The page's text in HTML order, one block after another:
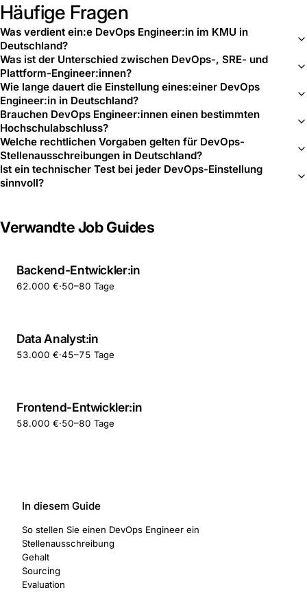
Häufige Fragen
Was verdient ein:e DevOps Engineer:in im KMU in
Deutschland?
Was ist der Unterschied zwischen DevOps-, SRE- und
Plattform-Engineer:innen?
Wie lange dauert die Einstellung eines:einer DevOps
Engineer:in in Deutschland?
Brauchen DevOps Engineer:innen einen bestimmten
Hochschulabschluss?
Welche rechtlichen Vorgaben gelten für DevOps-
Stellenausschreibungen in Deutschland?
Ist ein technischer Test bei jeder DevOps-Einstellung
sinnvoll?
Verwandte Job Guides
Backend-Entwickler:in
62.000 €·50–80 Tage
Data Analyst:in
53.000 €·45–75 Tage
Frontend-Entwickler:in
58.000 €·50–80 Tage
In diesem Guide
So stellen Sie einen DevOps Engineer ein
Stellenausschreibung
Gehalt
Sourcing
Evaluation